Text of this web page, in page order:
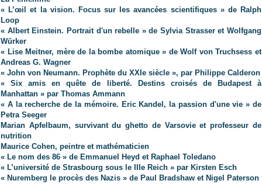
« L’œil et la vision. Focus sur les avancées scientifiques » de Ralph
Loop
« Albert Einstein. Portrait d'un rebelle » de Sylvia Strasser et Wolfgang
Würker
« Lise Meitner, mère de la bombe atomique » de Wolf von Truchsess et
Andreas G. Wagner
« John von Neumann. Prophète du XXIe siècle », par Philippe Calderon
« Six amis en quête de liberté. Destins croisés de Budapest à
Manhattan » par Thomas Ammann
« A la recherche de la mémoire. Eric Kandel, la passion d'une vie » de
Petra Seeger
Marian Apfelbaum, survivant du ghetto de Varsovie et professeur de
nutrition
Maurice Cohen, peintre et mathématicien
« Le nom des 86 » de Emmanuel Heyd et Raphael Toledano
« L’université de Strasbourg sous le IIIe Reich » par Kirsten Esch
« Nuremberg le procès des Nazis » de Paul Bradshaw et Nigel Paterson